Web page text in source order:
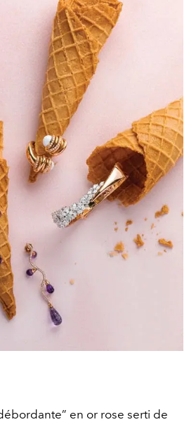
en or rose serti de